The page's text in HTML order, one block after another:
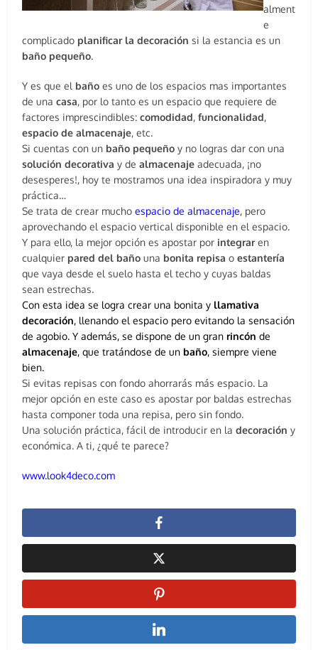
alment
e
complicado planificar la decoración si la estancia es un
baño pequeño.
Y es que el baño es uno de los espacios mas importantes
de unacasa, por lo tanto es un espacio que requiere de
factores imprescindibles:comodidad,funcionalidad,
espacio de almacenaje, etc.
Si cuentas con un baño pequeño y no logras dar con una
solución decorativa y dealmacenaje adecuada, ¡no
desesperes!, hoy te mostramos una idea inspiradora y muy
práctica…
Se trata de crear muchoespacio de almacenaje, pero
aprovechando el espacio vertical disponible en el espacio.
Y para ello, la mejor opción es apostar por integraren
cualquier pared del baño una bonita repisa oestantería
que vaya desde el suelo hasta el techo y cuyas baldas
sean estrechas.
Con esta idea se logra crear una bonita y llamativa
decoración, llenando el espacio pero evitando la sensación
de agobio. Y además, se dispone de un gran rincón de
almacenaje, que tratándose de unbaño, siempre viene
bien.
Si evitas repisas con fondo ahorrarás más espacio. La
mejor opción en este caso es apostar por baldas estrechas
hasta componer toda una repisa, pero sin fondo.
Una solución práctica, fácil de introducir en ladecoración y
económica. A ti, ¿qué te parece?
www.look4deco.com